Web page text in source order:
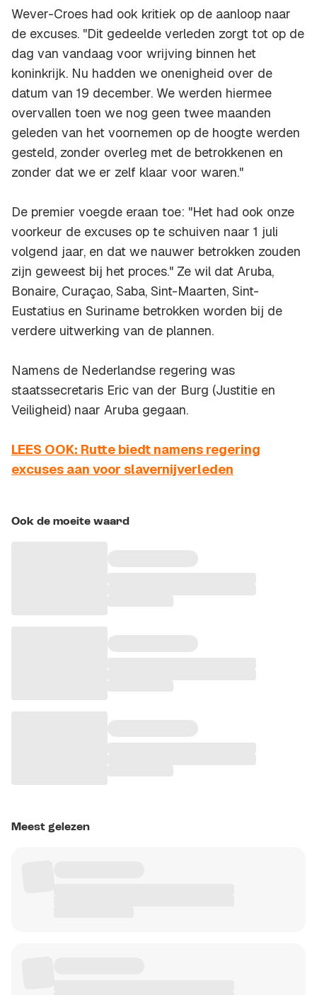
Wever-Croes had ook kritiek op de aanloop naar
de excuses. "Dit gedeelde verleden zorgt tot op de
dag van vandaag voor wrijving binnen het
koninkrijk. Nu hadden we onenigheid over de
datum van 19 december. We werden hiermee
overvallen toen we nog geen twee maanden
geleden van het voornemen op de hoogte werden
gesteld, zonder overleg met de betrokkenen en
zonder dat we er zelf klaar voor waren."
De premier voegde eraan toe: "Het had ook onze
voorkeur de excuses op te schuiven naar 1 juli
volgend jaar, en dat we nauwer betrokken zouden
zijn geweest bij het proces." Ze wil dat Aruba,
Bonaire, Curaçao, Saba, Sint-Maarten, Sint-
Eustatius en Suriname betrokken worden bij de
verdere uitwerking van de plannen.
Namens de Nederlandse regering was
staatssecretaris Eric van der Burg (Justitie en
Veiligheid) naar Aruba gegaan.
LEES OOK: Rutte biedt namens regering
excuses aan voor slavernijverleden
Ook de moeite waard
Meest gelezen